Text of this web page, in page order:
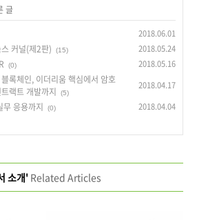
글
2018.06.01
커널(제2판) (15) 2018.05.24
(0) 2018.05.16
록체인, 이더리움 핵심에서 암호
랙트 개발까지
(5)
2018.04.17
무 응용까지 (0) 2018.04.04
소개'Related Articles